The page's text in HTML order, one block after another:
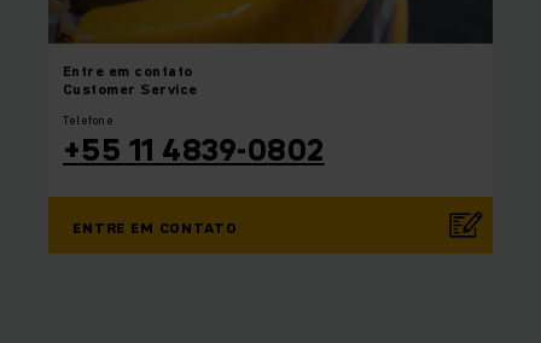
Entre em contato
Customer Service
Telefone
+55 11 4839-0802
ENTRE EM CONTATO